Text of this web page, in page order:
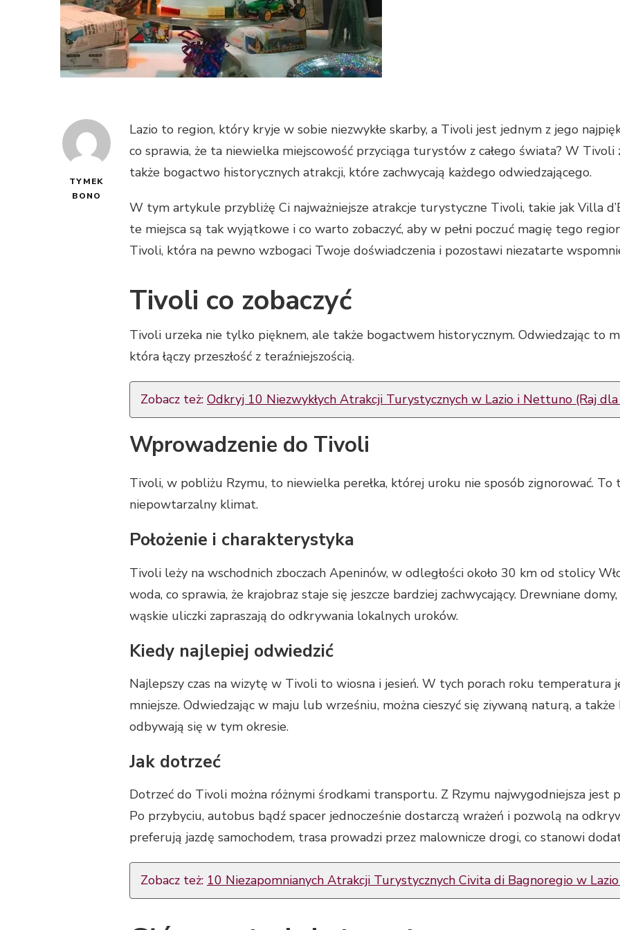
TYMEK
BONO
Lazio to region, który kryje w sobie niezwykłe skarby, a Tivoli jest jednym z jego
co sprawia, że ta niewielka miejscowość przyciąga turystów z całego świata? W
także bogactwo historycznych atrakcji, które zachwycają każdego odwiedzającego.
W tym artykule przybliżę Ci najważniejsze atrakcje turystyczne Tivoli, takie jak Villa
te miejsca są tak wyjątkowe i co warto zobaczyć, aby w pełni poczuć magię tego
Tivoli, która na pewno wzbogaci Twoje doświadczenia i pozostawi niezatarte
Tivoli co zobaczyć
Tivoli urzeka nie tylko pięknem, ale także bogactwem historycznym. Odwiedzając to
która łączy przeszłość z teraźniejszością.
Zobacz też: Odkryj 10 Niezwykłych Atrakcji Turystycznych w Lazio i Nettuno (Raj
Wprowadzenie do Tivoli
Tivoli, w pobliżu Rzymu, to niewielka perełka, której uroku nie sposób zignorować.
niepowtarzalny klimat.
Położenie i charakterystyka
Tivoli leży na wschodnich zboczach Apeninów, w odległości około 30 km od stolicy
woda, co sprawia, że krajobraz staje się jeszcze bardziej zachwycający. Drewniane
wąskie uliczki zapraszają do odkrywania lokalnych uroków.
Kiedy najlepiej odwiedzić
Najlepszy czas na wizytę w Tivoli to wiosna i jesień. W tych porach roku temperatura
mniejsze. Odwiedzając w maju lub wrześniu, można cieszyć się ziywaną naturą, a
odbywają się w tym okresie.
Jak dotrzeć
Dotrzeć do Tivoli można różnymi środkami transportu. Z Rzymu najwygodniejsza jest
Po przybyciu, autobus bądź spacer jednocześnie dostarczą wrażeń i pozwolą na
preferują jazdę samochodem, trasa prowadzi przez malownicze drogi, co stanowi
Zobacz też: 10 Niezapomnianych Atrakcji Turystycznych Civita di Bagnoregio w